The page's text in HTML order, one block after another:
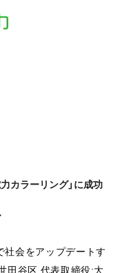
カラーリング」に成功
社会をアップデートす
田谷区 代表取締役:大